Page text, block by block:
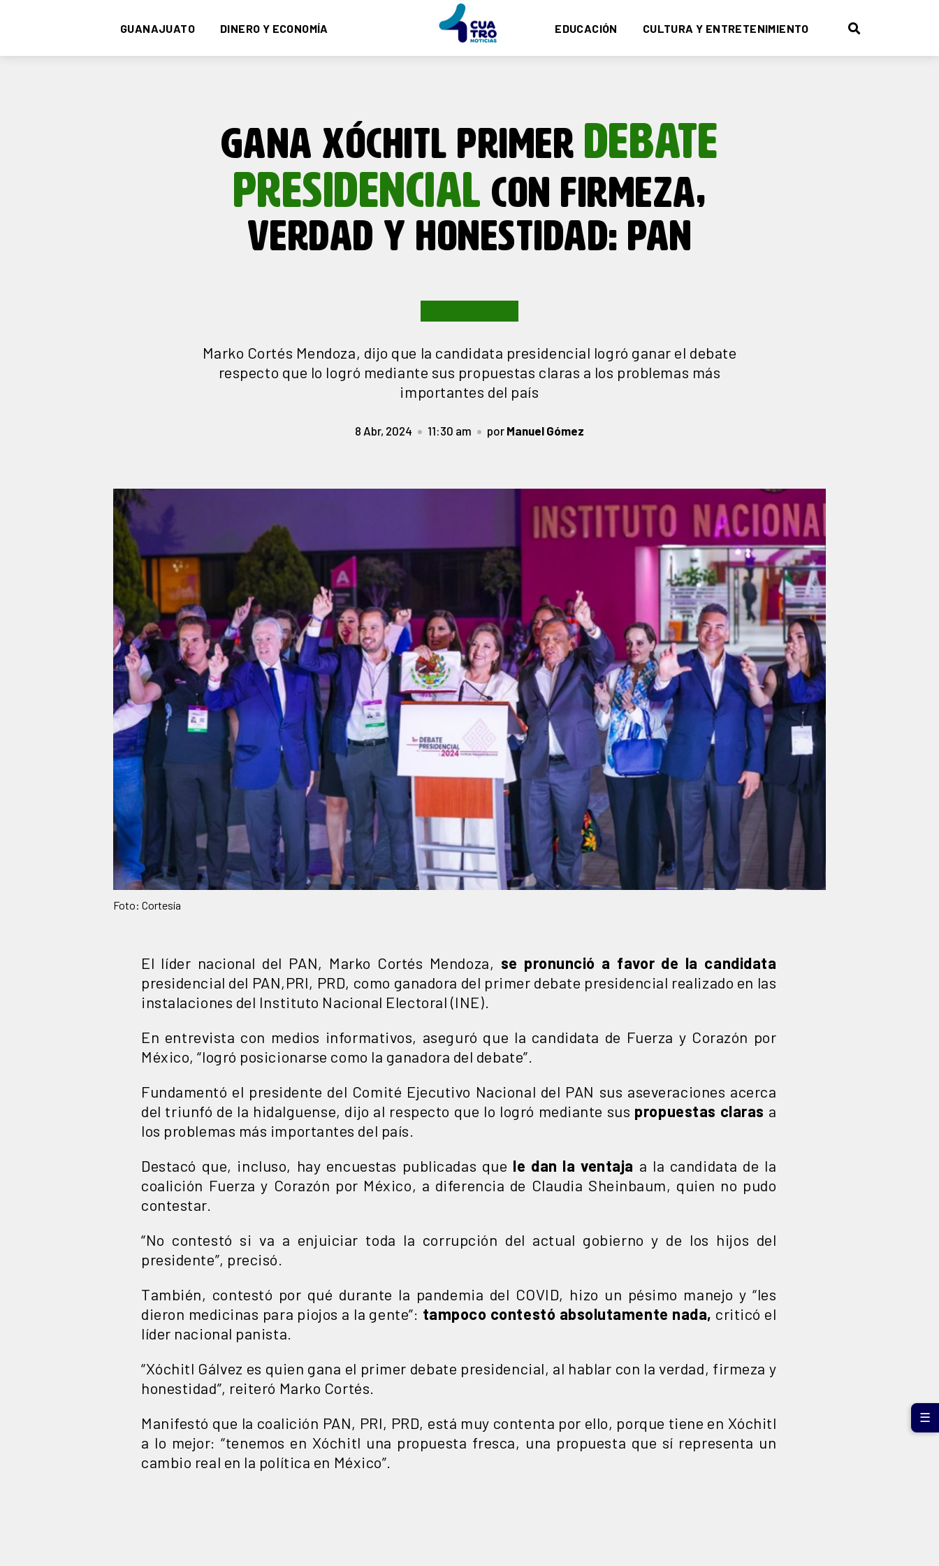
GUANAJUATO DINERO Y ECONOMÍA EDUCACIÓN CULTURA Y ENTRETENIMIENTO
GANA XÓCHITL PRIMER DEBATE
PRESIDENCIAL CON FIRMEZA,
VERDAD Y HONESTIDAD: PAN
Marko Cortés Mendoza, dijo que la candidata presidencial logró ganar el debate
respecto que lo logró mediante sus propuestas claras a los problemas más
importantes del país
8 Abr, 2024 11:30 am por Manuel Gómez
Foto: Cortesía
El líder nacional del PAN, Marko Cortés Mendoza, se pronunció a favor de la candidata
presidencial del PAN,PRI, PRD, como ganadora del primer debate presidencial realizado en las
instalaciones del Instituto Nacional Electoral (INE).
En entrevista con medios informativos, aseguró que la candidata de Fuerza y Corazón por
México, “logró posicionarse como la ganadora del debate”.
Fundamentó el presidente del Comité Ejecutivo Nacional del PAN sus aseveraciones acerca
del triunfó de la hidalguense, dijo al respecto que lo logró mediante sus propuestas claras a
los problemas más importantes del país.
Destacó que, incluso, hay encuestas publicadas que le dan la ventaja a la candidata de la
coalición Fuerza y Corazón por México, a diferencia de Claudia Sheinbaum, quien no pudo
contestar.
“No contestó si va a enjuiciar toda la corrupción del actual gobierno y de los hijos del
presidente”, precisó.
También, contestó por qué durante la pandemia del COVID, hizo un pésimo manejo y “les
dieron medicinas para piojos a la gente”: tampoco contestó absolutamente nada, criticó el
líder nacional panista.
“Xóchitl Gálvez es quien gana el primer debate presidencial, al hablar con la verdad, firmeza y
honestidad”, reiteró Marko Cortés.
Manifestó que la coalición PAN, PRI, PRD, está muy contenta por ello, porque tiene en Xóchitl
a lo mejor: “tenemos en Xóchitl una propuesta fresca, una propuesta que sí representa un
cambio real en la política en México”.
☰